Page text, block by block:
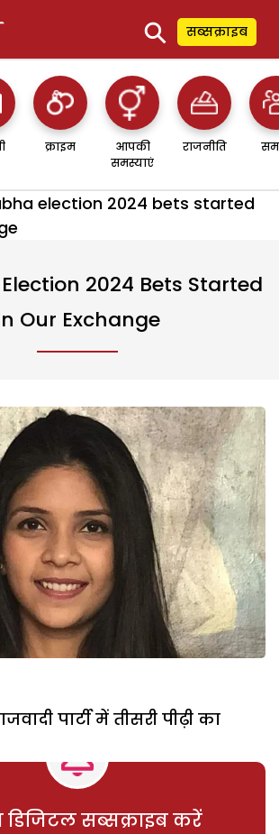
⚲ सब्सक्राइब
क्राइम
आपकी
समस्याएं
राजनीति
election 2024 bets started
2024 Bets Started
Our Exchange
पार्टी में तीसरी पीढ़ी का
डिजिटल सब्सक्राइब करें